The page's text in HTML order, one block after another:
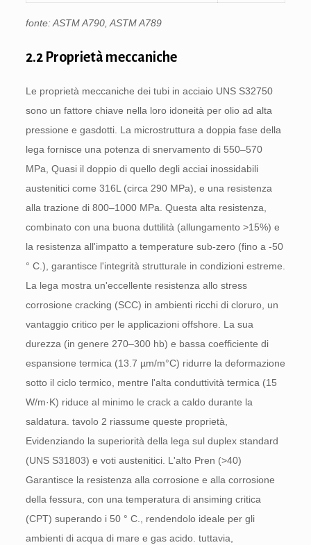
fonte: ASTM A790, ASTM A789
2.2 Proprietà meccaniche
Le proprietà meccaniche dei tubi in acciaio UNS S32750
sono un fattore chiave nella loro idoneità per olio ad alta
pressione e gasdotti. La microstruttura a doppia fase della
lega fornisce una potenza di snervamento di 550–570
MPa, Quasi il doppio di quello degli acciai inossidabili
austenitici come 316L (circa 290 MPa), e una resistenza
alla trazione di 800–1000 MPa. Questa alta resistenza,
combinato con una buona duttilità (allungamento >15%) e
la resistenza all'impatto a temperature sub-zero (fino a -50
° C.), garantisce l'integrità strutturale in condizioni estreme.
La lega mostra un'eccellente resistenza allo stress
corrosione cracking (SCC) in ambienti ricchi di cloruro, un
vantaggio critico per le applicazioni offshore. La sua
durezza (in genere 270–300 hb) e bassa coefficiente di
espansione termica (13.7 µm/m°C) ridurre la deformazione
sotto il ciclo termico, mentre l'alta conduttività termica (15
W/m·K) riduce al minimo le crack a caldo durante la
saldatura. tavolo 2 riassume queste proprietà,
Evidenziando la superiorità della lega sul duplex standard
(UNS S31803) e voti austenitici. L'alto Pren (>40)
Garantisce la resistenza alla corrosione e alla corrosione
della fessura, con una temperatura di ansiming critica
(CPT) superando i 50 ° C., rendendolo ideale per gli
ambienti di acqua di mare e gas acido. tuttavia,